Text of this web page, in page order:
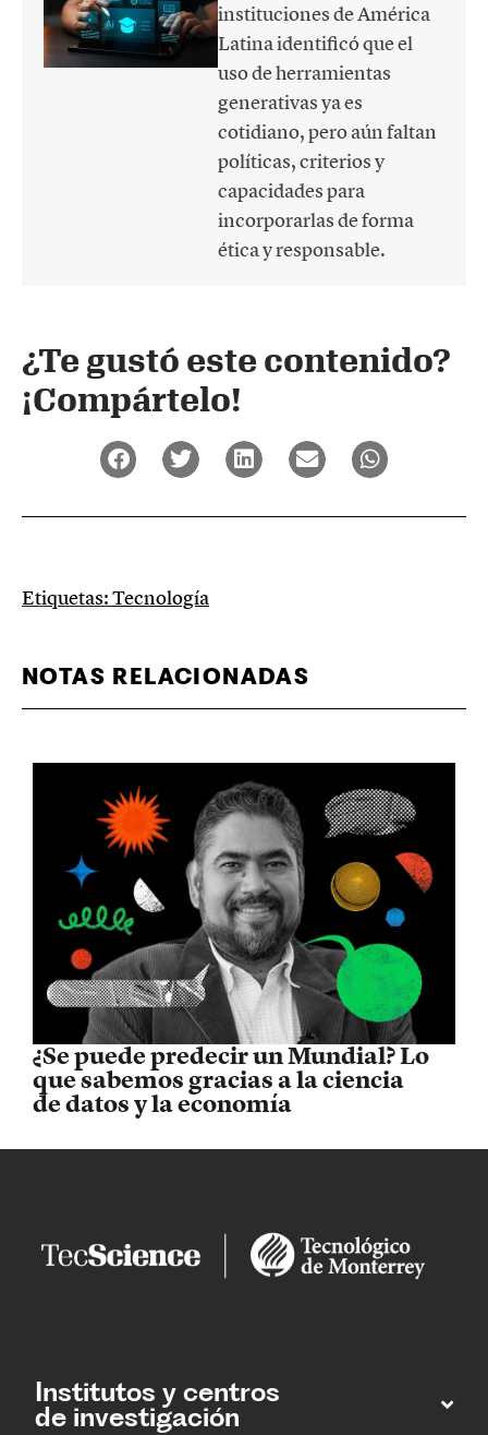
instituciones de América
Latina identificó que el
uso de herramientas
generativas ya es
cotidiano, pero aún faltan
políticas, criterios y
capacidades para
incorporarlas de forma
ética y responsable.
¿Te gustó este contenido?
¡Compártelo!
Etiquetas:Tecnología
NOTAS RELACIONADAS
¿Se puede predecir un Mundial? Lo
que sabemos gracias a la ciencia
de datos y la economía
Institutos y centros
de investigación